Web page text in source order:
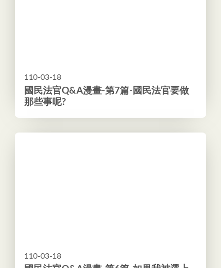
110-03-18
國民法官Q&A漫畫-第7篇-國民法官要做
那些事呢?
110-03-18